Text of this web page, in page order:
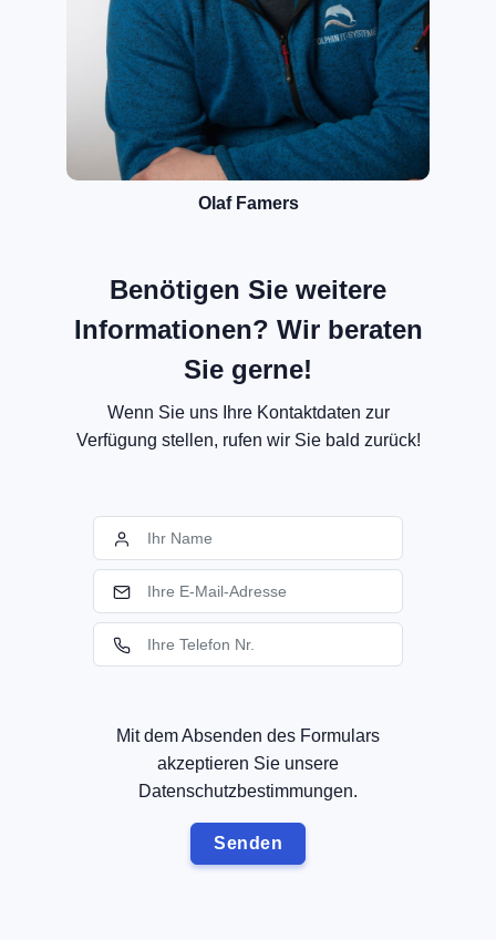
Olaf Famers
Benötigen Sie weitere
Informationen? Wir beraten
Sie gerne!
Wenn Sie uns Ihre Kontaktdaten zur
Verfügung stellen, rufen wir Sie bald zurück!
Mit dem Absenden des Formulars
akzeptieren Sie unsere
Datenschutzbestimmungen.